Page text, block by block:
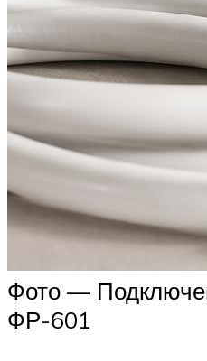
Фото —
ФР-601